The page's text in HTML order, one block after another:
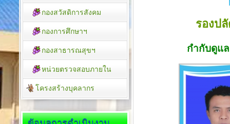
รองป
กำกับดูแ
กองสวัสดิการสังคม
กองการศึกษาฯ
กองสาธารณสุขฯ
หน่วยตรวจสอบภายใน
โครงสร้างบุคลากร